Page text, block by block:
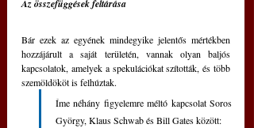
Az összefüggések feltárása
Bár ezek az egyének mindegyike jelentős mértékben
hozzájárult a saját területén, vannak olyan baljós
kapcsolatok, amelyek a spekulációkat szították, és több
szemöldököt is felhúztak.
Íme néhány figyelemre méltó kapcsolat Soros
György, Klaus Schwab és Bill Gates között: